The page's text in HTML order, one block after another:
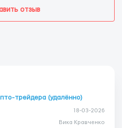
отзыв
трейдера (удалённо)
18-03-2026
Вика Кравченко